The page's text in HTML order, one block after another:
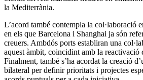
la Mediterrània.
L’acord també contempla la col·laboració
en els que Barcelona i Shanghai ja són
creuers. Ambdós ports establiran una
aquest àmbit, coincidint amb la reactivació
Finalment, també s’ha acordat la creació
bilateral per definir prioritats i projectes